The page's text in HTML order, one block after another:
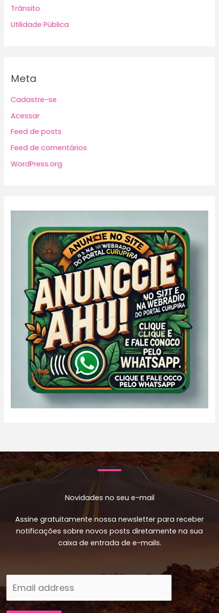
Trânsito
Utilidade Pública
Meta
Cadastre-se
Acessar
Feed de posts
Feed de comentários
WordPress.org
Novidades no seu e-mail
Assine gratuitamente nossa newsletter para receber
notificações sobre novos posts diretamente na sua
caixa de entrada de e-mails.